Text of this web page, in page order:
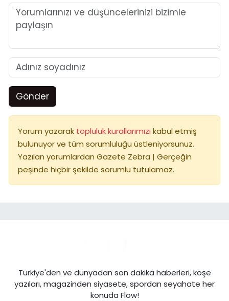
Gönder
Yorum yazarak topluluk kurallarımızı kabul etmiş
bulunuyor ve tüm sorumluluğu üstleniyorsunuz.
Yazılan yorumlardan Gazete Zebra | Gerçeğin
peşinde hiçbir şekilde sorumlu tutulamaz.
Türkiye'den ve dünyadan son dakika haberleri, köşe
yazıları, magazinden siyasete, spordan seyahate her
konuda Flow!